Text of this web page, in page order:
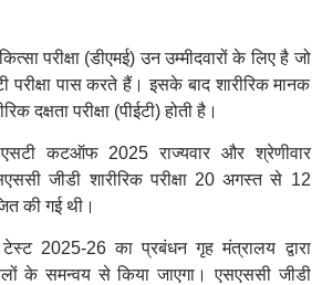
परीक्षा (डीएमई) उन उम्मीदवारों के लिए है जो
परीक्षा पास करते हैं। इसके बाद शारीरिक मानक
दक्षता परीक्षा (पीईटी) होती है।
कटऑफ 2025 राज्यवार और श्रेणीवार
जीडी शारीरिक परीक्षा 20 अगस्त से 12
की गई थी।
2025-26 का प्रबंधन गृह मंत्रालय द्वारा
के समन्वय से किया जाएगा। एसएससी जीडी